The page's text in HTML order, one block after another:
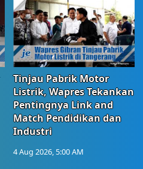
Tinjau Pabrik Motor
Listrik, Wapres Tekankan
Pentingnya Link and
Match Pendidikan dan
Industri
4 Aug 2026, 5:00 AM